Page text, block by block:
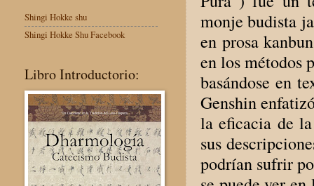
monje budista
en prosa
en los métodos
basándose en
Genshin
la eficacia de
sus
podrían sufrir
Shingi Hokke shu
Shingi Hokke Shu Facebook
Libro Introductorio: